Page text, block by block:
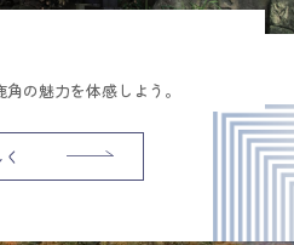
の魅力を体感しよう。